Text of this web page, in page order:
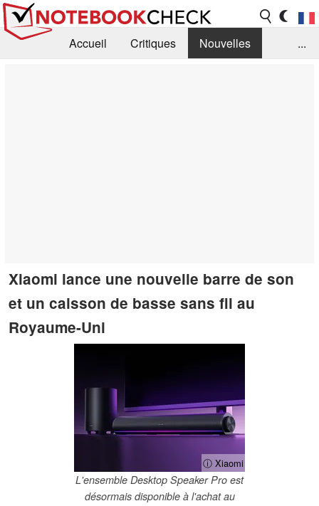
Accueil Critiques
Nouvelles
...
Xiaomi lance une nouvelle barre de son
et un caisson de basse sans fil au
Royaume-Uni
ⓘ Xiaomi
L'ensemble Desktop Speaker Pro est
désormais disponible à l'achat au